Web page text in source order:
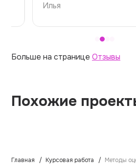
Больше на странице Отзывы
Похожие
Главная Курсовая работа
Методы